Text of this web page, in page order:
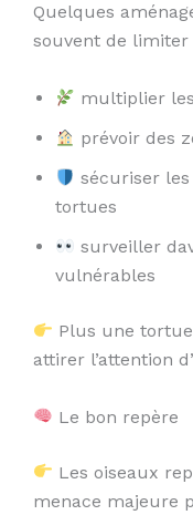
Quelques
souvent de limiter
multiplier
prévoir des
sécuriser
tortues
surveiller
vulnérables
Plus une
attirer l’attention
Le bon repère
Les oiseaux
menace majeure